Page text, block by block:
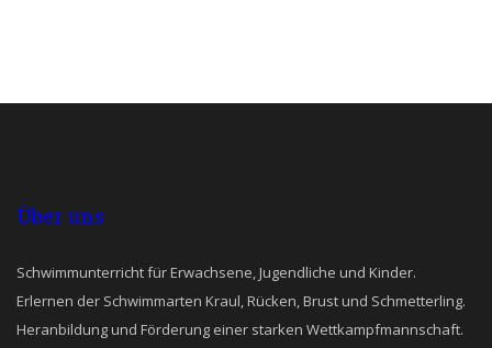
Über uns
Schwimmunterricht für Erwachsene, Jugendliche und Kinder.
Erlernen der Schwimmarten Kraul, Rücken, Brust und Schmetterling.
Heranbildung und Förderung einer starken Wettkampfmannschaft.